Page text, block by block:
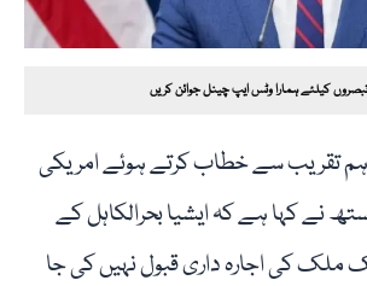
تبصروں کیلئے ہمارا وٹس ایپ چینل جوائن کریں
تقریب سے خطاب کرتے ہوئے امریکی
نے کہا ہے کہ ایشیا بحرالکاہل کے
کی اجارہ داری قبول نہیں کی جا